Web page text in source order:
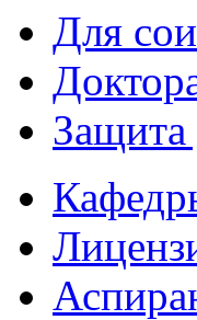
Для
Защита